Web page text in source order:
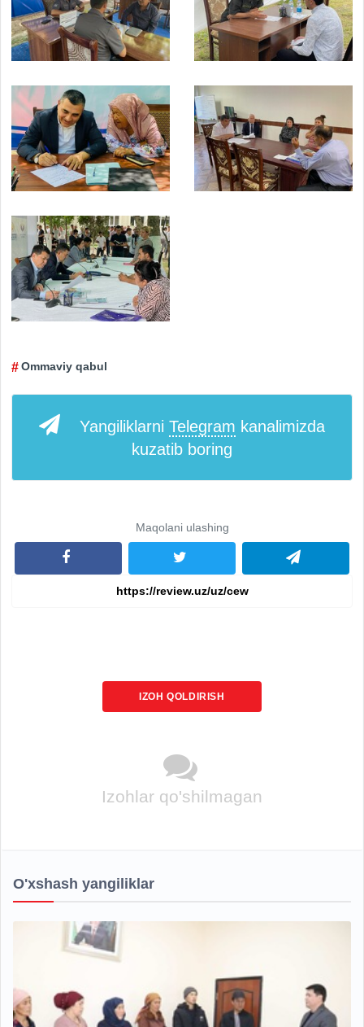
Ommaviy qabul
Yangiliklarni Telegram kanalimizda
kuzatib boring
Maqolani ulashing
IZOH QOLDIRISH
Izohlar qo'shilmagan
O'xshash yangiliklar